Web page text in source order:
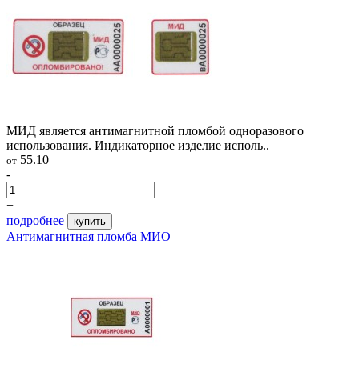
МИД является антимагнитной пломбой одноразового
использования. Индикаторное изделие исполь..
от 55.10
-
+
подробнее
купить
Антимагнитная пломба МИО